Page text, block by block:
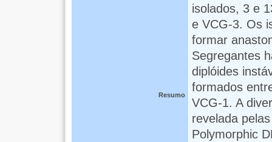
Resumo
isolados, 3 e
e VCG-3. Os
formar
Segregantes
diplóides
formados
VCG-1. A
revelada
Polymorphic